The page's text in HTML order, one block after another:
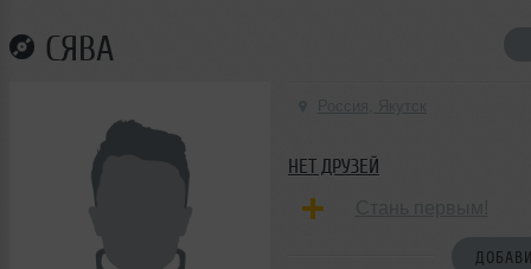
СЯВА
НЕТ ДРУЗЕЙ